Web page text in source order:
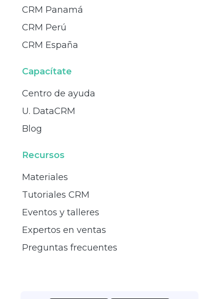
CRM Panamá
CRM Perú
CRM España
Capacítate
Centro de ayuda
U. DataCRM
Blog
Recursos
Materiales
Tutoriales CRM
Eventos y talleres
Expertos en ventas
Preguntas frecuentes